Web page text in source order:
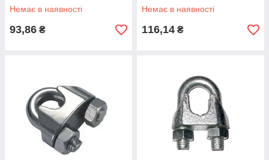
Немає в наявності
93,86 ₴
Немає в наявності
116,14 ₴